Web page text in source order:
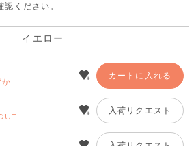
認ください。
イエロー
カートに入れる
入荷リクエスト